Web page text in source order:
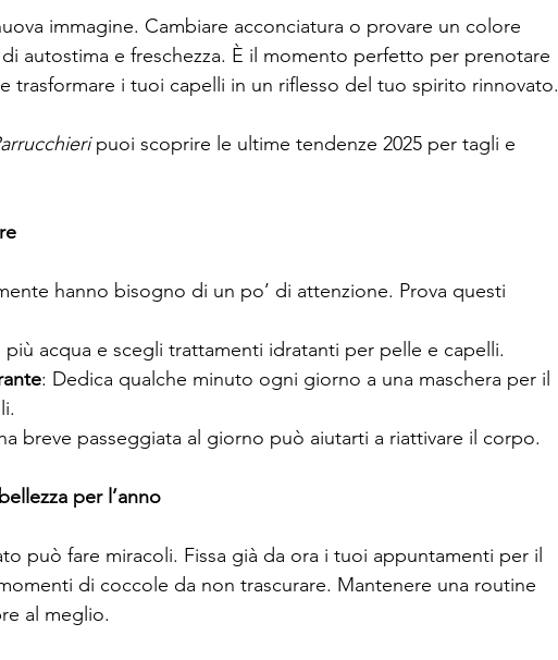
immagine. Cambiare acconciatura o provare un colore
autostima e freschezza. È il momento perfetto per prenotare
trasformare i tuoi capelli in un riflesso del tuo spirito rinnovato.
puoi scoprire le ultime tendenze 2025 per tagli e
hanno bisogno di un po’ di attenzione. Prova questi
più acqua e scegli trattamenti idratanti per pelle e capelli.
: Dedica qualche minuto ogni giorno a una maschera per il
breve passeggiata al giorno può aiutarti a riattivare il corpo.
per l’anno
può fare miracoli. Fissa già da ora i tuoi appuntamenti per il
di coccole da non trascurare. Mantenere una routine
al meglio.